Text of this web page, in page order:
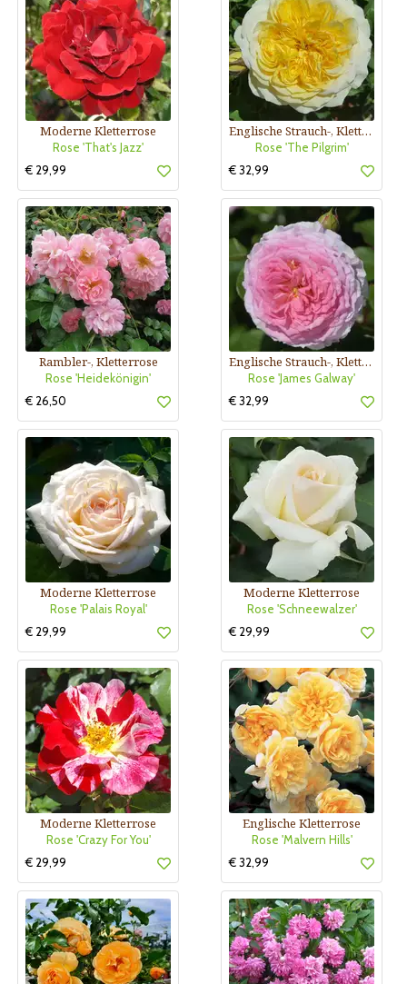
Moderne Kletterrose
Rose 'That's Jazz'
€ 29,99
Englische Strauch-, Kletterrose
Rose 'The Pilgrim'
€ 32,99
Rambler-, Kletterrose
Rose 'Heidekönigin'
€ 26,50
Englische Strauch-, Kletterrose
Rose 'James Galway'
€ 32,99
Moderne Kletterrose
Rose 'Palais Royal'
€ 29,99
Moderne Kletterrose
Rose 'Schneewalzer'
€ 29,99
Moderne Kletterrose
Rose 'Crazy For You'
€ 29,99
Englische Kletterrose
Rose 'Malvern Hills'
€ 32,99